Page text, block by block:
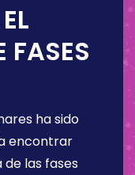
FASES
ha sido
encontrar
las fases